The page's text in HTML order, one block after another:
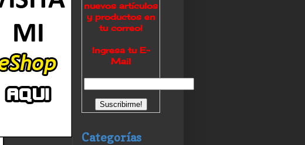
nuevos artículos
y productos en
tu correo!
Ingresa tu E-
Mail
Categorías